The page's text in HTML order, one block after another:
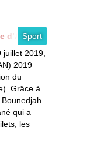
Sport
d’Afrique
juillet 2019,
2019
du
Grâce à
qui a
les